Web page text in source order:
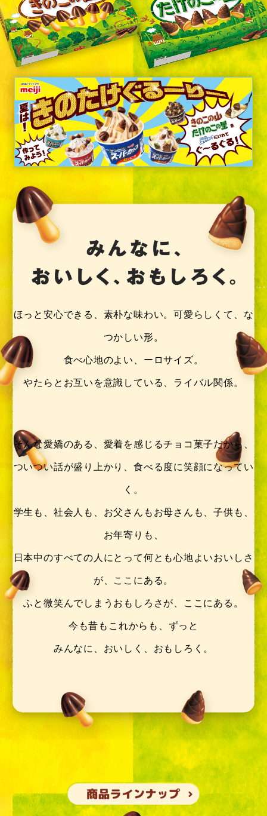
ほっと安心できる、素朴な味わい。可愛らしくて、な
つかしい形。
食べ心地のよい、ーロサイズ。
やたらとお互いを意識している、 ライバル関係。
そんな愛嬌のある、愛着を感じるチョコ菓子だから、
ついつい話が盛り上かり、 食べる度に笑顔になってい
く。
学生も、社会人も、お父さんもお母さんも、子供も、
お年寄りも、
日本中のすべての人にとって何とも心地よいおいしさ
が、ここにある。
ふと微笑んでしまうおもしろさが、ここにある。
今も昔もこれからも、ずっと
みんなに、おいしく、おもしろく。